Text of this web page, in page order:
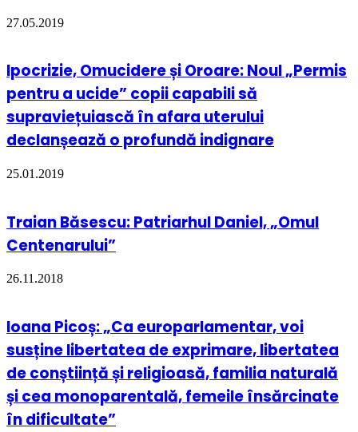
27.05.2019
Ipocrizie, Omucidere și Oroare: Noul „Permis
pentru a ucide” copii capabili să
supraviețuiască în afara uterului
declanșează o profundă indignare
25.01.2019
Traian Băsescu: Patriarhul Daniel, „Omul
Centenarului”
26.11.2018
Ioana Picoș: „Ca europarlamentar, voi
susține libertatea de exprimare, libertatea
de conștiință și religioasă, familia naturală
și cea monoparentală, femeile însărcinate
în dificultate”